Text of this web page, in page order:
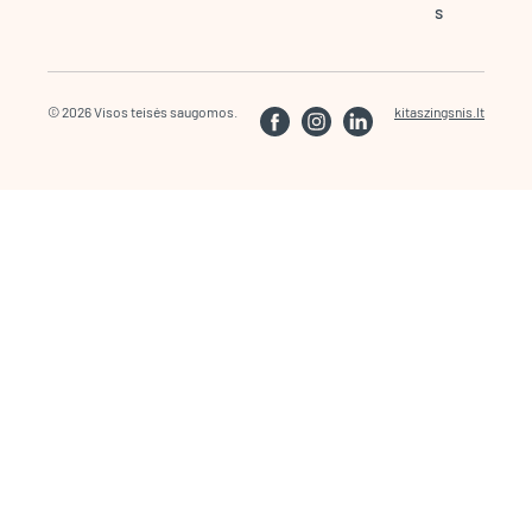
s
© 2026 Visos teisės saugomos. kitaszingsnis.lt